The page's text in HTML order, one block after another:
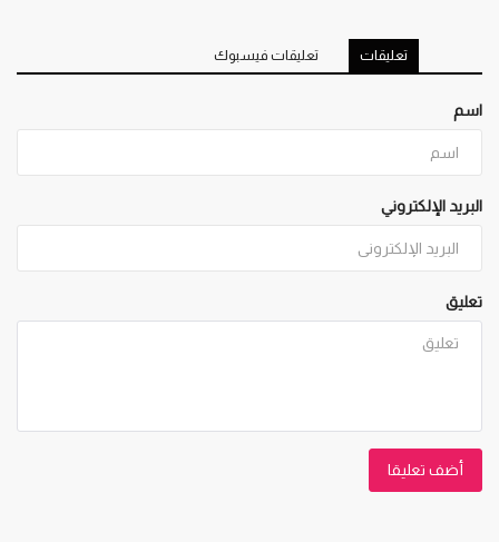
تعليقات تعليقات فيسبوك
اسم
البريد الإلكتروني
تعليق
أضف تعليقا